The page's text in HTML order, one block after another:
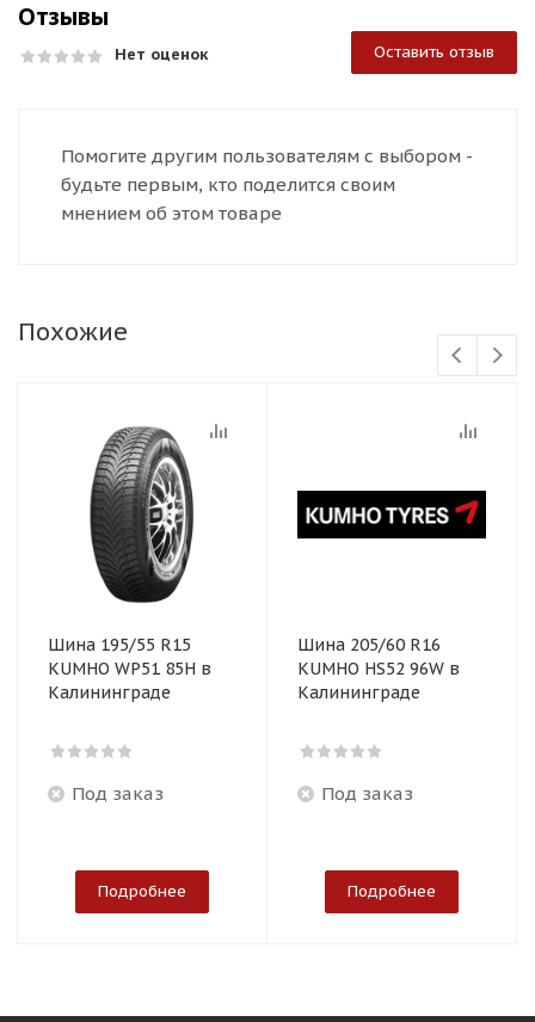
Отзывы
Нет оценок Оставить отзыв
Помогите другим пользователям с выбором -
будьте первым, кто поделится своим
мнением об этом товаре
Похожие
Шина 195/55 R15
KUMHO WP51 85H в
Калининграде
Под заказ
Подробнее
Шина 205/60 R16
KUMHO HS52 96W в
Калининграде
Под заказ
Подробнее